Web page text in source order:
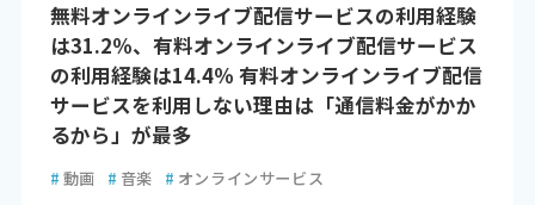
無料オンラインライブ配信サービスの利用経験
は31.2％、有料オンラインライブ配信サービス
の利用経験は14.4％ 有料オンラインライブ配信
サービスを利用しない理由は「通信料金がかか
るから」が最多
# 動画 # 音楽 # オンラインサービス